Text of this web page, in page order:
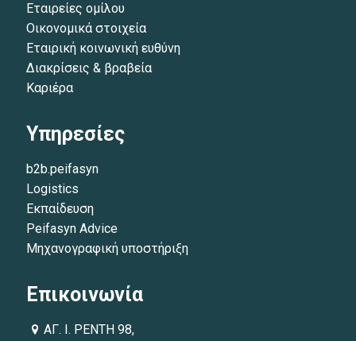
Εταιρείες ομίλου
Οικονομικά στοιχεία
Εταιρική κοινωνική ευθύνη
Διακρίσεις & βραβεία
Καριέρα
Υπηρεσίες
b2b.peifasyn
Logistics
Εκπαίδευση
Peifasyn Advice
Μηχανογραφική υποστήριξη
Επικοινωνία
ΑΓ. Ι. ΡΕΝΤΗ 98,